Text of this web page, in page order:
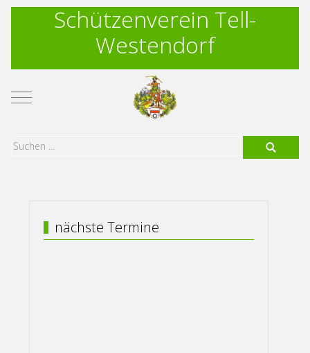
Schützenverein Tell-
Westendorf
Mobile Menu Toggle
nächste Termine